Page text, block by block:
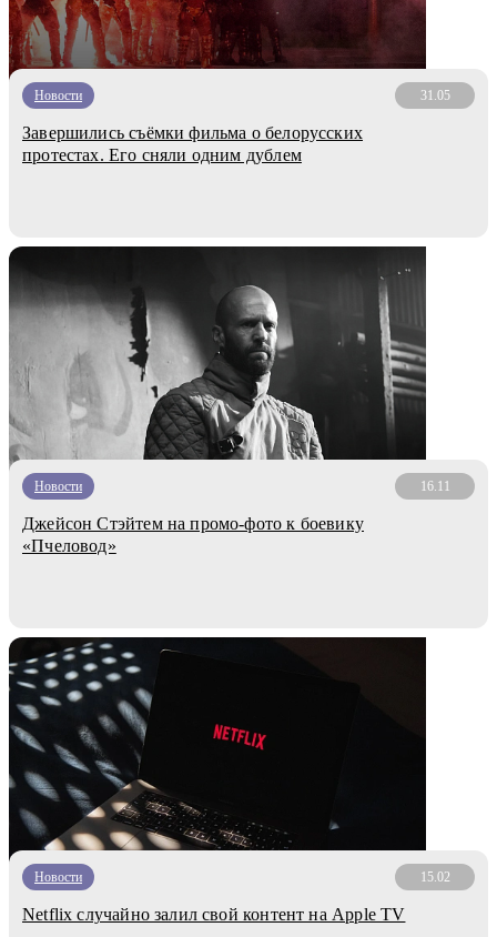
Новости 31.05
Завершились съёмки фильма о белорусских
протестах. Его сняли одним дублем
Новости 16.11
Джейсон Стэйтем на промо-фото к боевику
«Пчеловод»
Новости 15.02
Netflix случайно залил свой контент на Apple TV